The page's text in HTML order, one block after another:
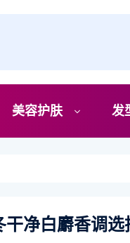
美容护肤 发
干净白麝香调选